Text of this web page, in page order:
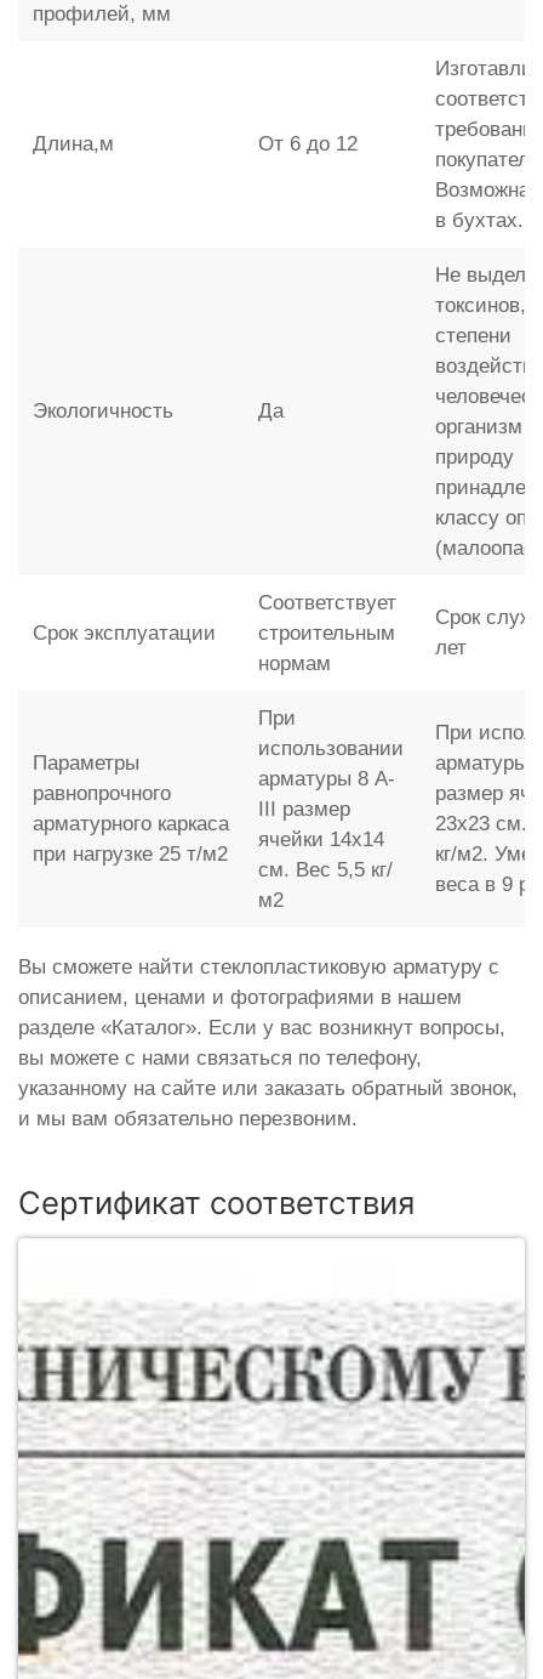
профилей, мм
Длина,м От 6 до 12
Возможна
в бухтах.
Экологичность Да
Не
токсинов,
степени
организм и
природу
классу
Срок эксплуатации
Соответствует
строительным
нормам
Срок
лет
Параметры
равнопрочного
арматурного каркаса
при нагрузке 25 т/м2
При
использовании
арматуры 8 A-
III размер
ячейки 14x14
см. Вес 5,5 кг/
м2
При
арматуры
размер
23x23 см.
кг/м2.
веса в 9
Вы сможете найти стеклопластиковую арматуру с
описанием, ценами и фотографиями в нашем
разделе «Каталог». Если у вас возникнут вопросы,
вы можете с нами связаться по телефону,
указанному на сайте или заказать обратный звонок,
и мы вам обязательно перезвоним.
Сертификат соответствия